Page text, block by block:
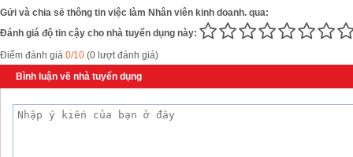
Gửi và chia sẻ thông tin việc làm Nhân viên kinh doanh. qua:
Đánh giá độ tin cậy cho nhà tuyển dụng này:
Điểm đánh giá 0/10 (0 lượt đánh giá)
Bình luận về nhà tuyển dụng